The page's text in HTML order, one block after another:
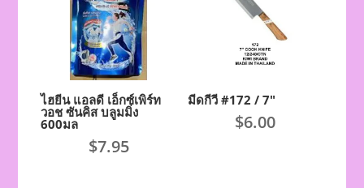
ไฮยีน แอลดี เอ็กซ์เพิร์ท
วอช ซันคิส บลูมมิ่ง
600มล
$7.95
มีดกีวี #172 / 7″
$6.00